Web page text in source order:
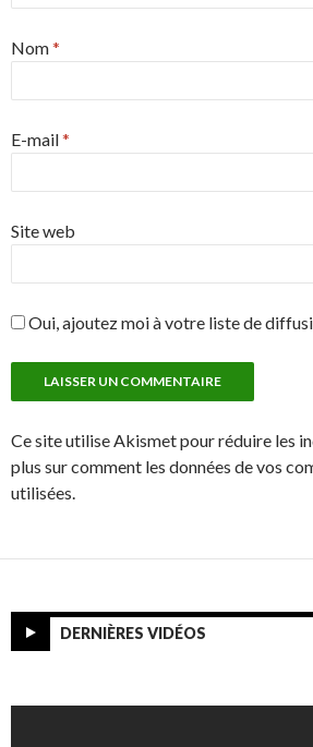
Nom*
E-mail*
Site web
Oui, ajoutez moi à votre liste de
Ce site utilise Akismet pour réduire les
plus sur comment les données de vos
utilisées.
DERNIÈRES VIDÉOS